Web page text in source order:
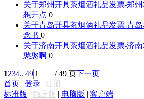
关于郑州开具茶烟酒礼品发票-郑州
想开点 0
关于青岛开具茶烟酒礼品发票-青岛
念书 0
关于济南开具茶烟酒礼品发票-济南
憨憨啊 0
1234.. 49 / 49 页下一页
首页 | 登录 | 注册
标准版 | 触屏版 | 电脑版 | 客户端